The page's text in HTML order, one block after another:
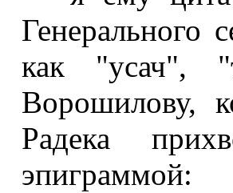
Генерального
как "усач",
Ворошилову,
Радека
эпиграммой: